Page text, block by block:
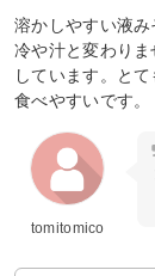
溶かしやすい液
冷や汁と変わり
しています。と
食べやすいです。
tomitomico